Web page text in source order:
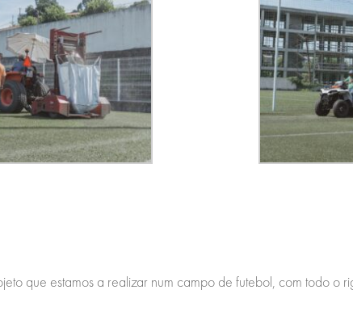
que estamos a realizar num campo de futebol, com todo o